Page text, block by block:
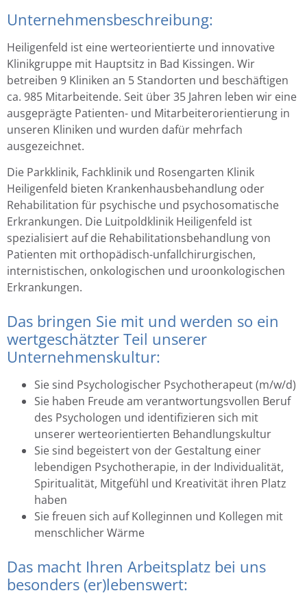
Unternehmensbeschreibung:
Heiligenfeld ist eine werteorientierte und innovative
Klinikgruppe mit Hauptsitz in Bad Kissingen. Wir
betreiben 9 Kliniken an 5 Standorten und beschäftigen
ca. 985 Mitarbeitende. Seit über 35 Jahren leben wir eine
ausgeprägte Patienten- und Mitarbeiterorientierung in
unseren Kliniken und wurden dafür mehrfach
ausgezeichnet.
Die Parkklinik, Fachklinik und Rosengarten Klinik
Heiligenfeld bieten Krankenhausbehandlung oder
Rehabilitation für psychische und psychosomatische
Erkrankungen. Die Luitpoldklinik Heiligenfeld ist
spezialisiert auf die Rehabilitationsbehandlung von
Patienten mit orthopädisch-unfallchirurgischen,
internistischen, onkologischen und uroonkologischen
Erkrankungen.
Das bringen Sie mit und werden so ein
wertgeschätzter Teil unserer
Unternehmenskultur:
Sie sind Psychologischer Psychotherapeut (m/w/d)
Sie haben Freude am verantwortungsvollen Beruf
des Psychologen und identifizieren sich mit
unserer werteorientierten Behandlungskultur
Sie sind begeistert von der Gestaltung einer
lebendigen Psychotherapie, in der Individualität,
Spiritualität, Mitgefühl und Kreativität ihren Platz
haben
Sie freuen sich auf Kolleginnen und Kollegen mit
menschlicher Wärme
Das macht Ihren Arbeitsplatz bei uns
besonders (er)lebenswert: